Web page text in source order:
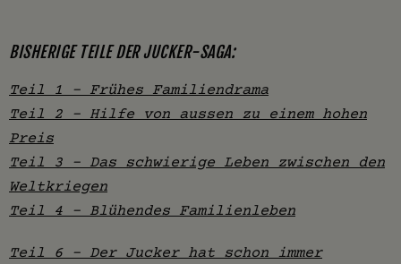
BISHERIGE TEILE DER JUCKER-SAGA:
Teil 1 – Frühes Familiendrama
Teil 2 – Hilfe von aussen zu einem hohen
Preis
Teil 3 – Das schwierige Leben zwischen den
Weltkriegen
Teil 4 – Blühendes Familienleben
Teil 6 – Der Jucker hat schon immer